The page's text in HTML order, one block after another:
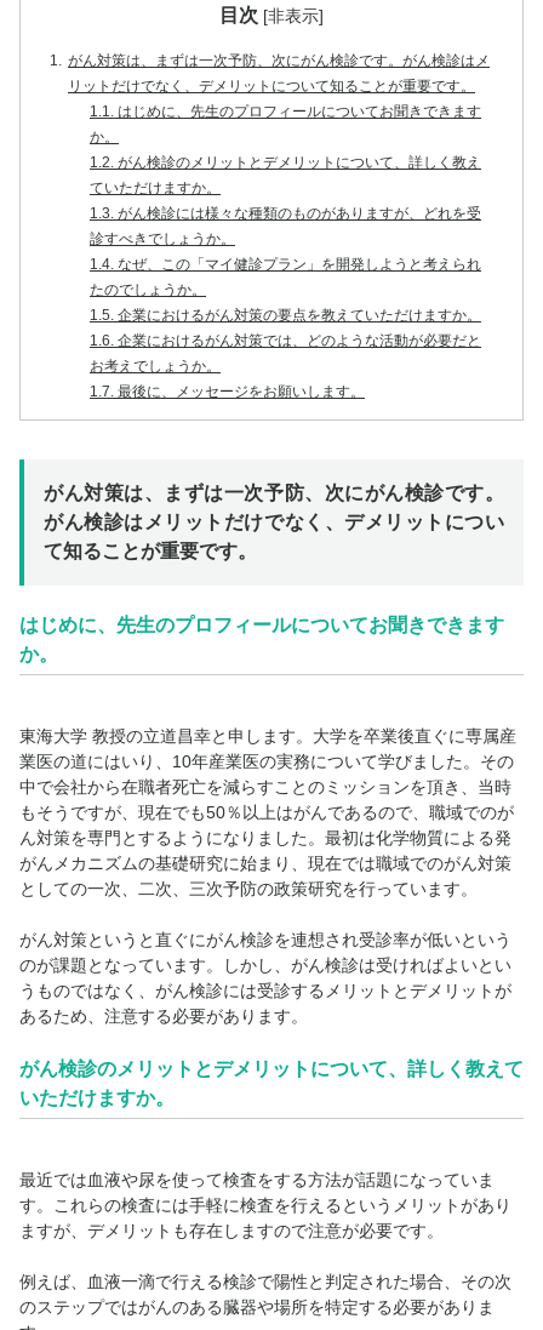
目次 [非表示]
1. がん対策は、まずは一次予防、次にがん検診です。がん検診はメ
リットだけでなく、デメリットについて知ることが重要です。
1.1. はじめに、先生のプロフィールについてお聞きできます
か。
1.2. がん検診のメリットとデメリットについて、詳しく教え
ていただけますか。
1.3. がん検診には様々な種類のものがありますが、どれを受
診すべきでしょうか。
1.4. なぜ、この「マイ健診プラン」を開発しようと考えられ
たのでしょうか。
1.5. 企業におけるがん対策の要点を教えていただけますか。
1.6. 企業におけるがん対策では、どのような活動が必要だと
お考えでしょうか。
1.7. 最後に、メッセージをお願いします。
がん対策は、まずは一次予防、次にがん検診です。
がん検診はメリットだけでなく、デメリットについ
て知ることが重要です。
はじめに、先生のプロフィールについてお聞きできます
か。
東海大学 教授の立道昌幸と申します。大学を卒業後直ぐに専属産
業医の道にはいり、10年産業医の実務について学びました。その
中で会社から在職者死亡を減らすことのミッションを頂き、当時
もそうですが、現在でも50％以上はがんであるので、職域でのが
ん対策を専門とするようになりました。最初は化学物質による発
がんメカニズムの基礎研究に始まり、現在では職域でのがん対策
としての一次、二次、三次予防の政策研究を行っています。
がん対策というと直ぐにがん検診を連想され受診率が低いという
のが課題となっています。しかし、がん検診は受ければよいとい
うものではなく、がん検診には受診するメリットとデメリットが
あるため、注意する必要があります。
がん検診のメリットとデメリットについて、詳しく教えて
いただけますか。
最近では血液や尿を使って検査をする方法が話題になっていま
す。これらの検査には手軽に検査を行えるというメリットがあり
ますが、デメリットも存在しますので注意が必要です。
例えば、血液一滴で行える検診で陽性と判定された場合、その次
のステップではがんのある臓器や場所を特定する必要がありま